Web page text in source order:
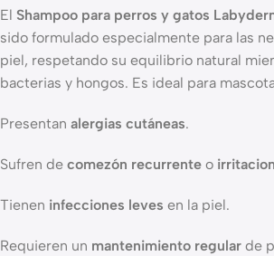
El Shampoo para perros y gatos
sido formulado especialmente para las
piel, respetando su equilibrio natural
bacterias y hongos. Es ideal para
Presentan alergias cutáneas.
Sufren de comezón recurrente o
Tienen infecciones leves en la piel.
Requieren un mantenimiento regular de